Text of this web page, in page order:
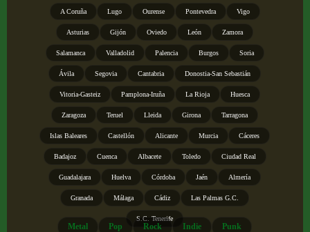
A Coruña Lugo Ourense Pontevedra Vigo
Asturias Gijón Oviedo León Zamora
Salamanca Valladolid Palencia Burgos Soria
Ávila Segovia Cantabria Donostia-San Sebastián
Vitoria-Gasteiz Pamplona-Iruña La Rioja Huesca
Zaragoza Teruel Lleida Girona Tarragona
Islas Baleares Castellón Alicante Murcia Cáceres
Badajoz Cuenca Albacete Toledo Ciudad Real
Guadalajara Huelva Córdoba Jaén Almería
Granada Málaga Cádiz Las Palmas G.C.
S.C. Tenerife
Metal Pop Rock Indie Punk